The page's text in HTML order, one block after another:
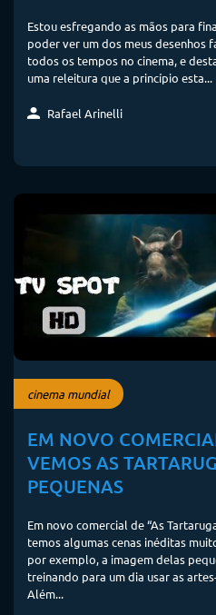
Estou esfregando as mãos para
poder ver um dos meus desenhos
todos os tempos no cinema, e
uma releitura que a princípio esta...
Rafael Arinelli
cinema mundial
EM NOVO
VEMOS AS
PEQUENAS
Em novo comercial de “As
temos algumas cenas inéditas
por exemplo, a imagem delas
treinando para um dia usar as
Além...